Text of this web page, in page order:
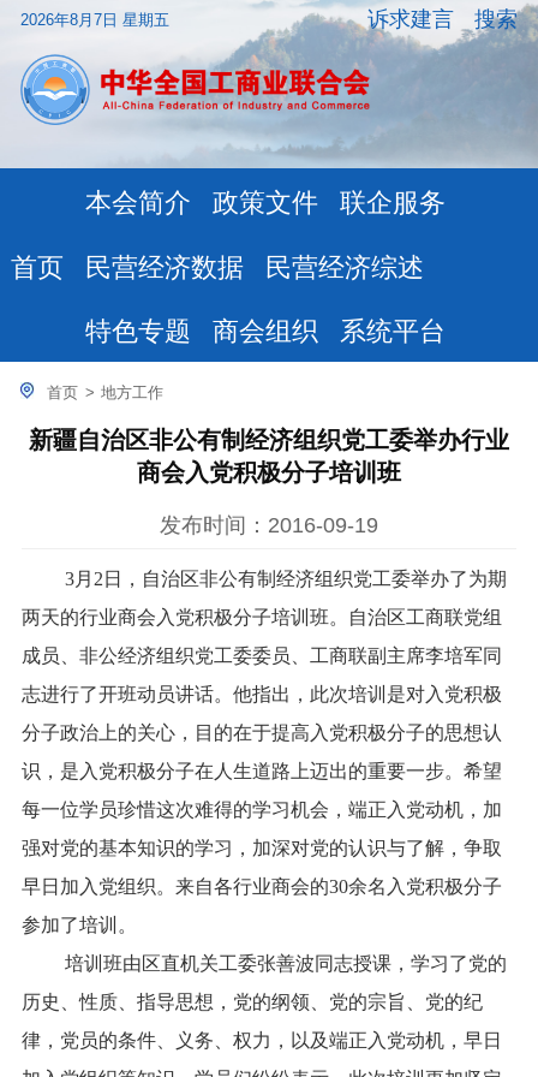
2026年8月7日 星期五 搜索
诉求建言
首页
本会简介 政策文件 联企服务
民营经济数据 民营经济综述
特色专题 商会组织 系统平台
首页 > 地方工作
新疆自治区非公有制经济组织党工委举办行业
商会入党积极分子培训班
发布时间：2016-09-19
3月2日，自治区非公有制经济组织党工委举办了为期
两天的行业商会入党积极分子培训班。自治区工商联党组
成员、非公经济组织党工委委员、工商联副主席李培军同
志进行了开班动员讲话。他指出，此次培训是对入党积极
分子政治上的关心，目的在于提高入党积极分子的思想认
识，是入党积极分子在人生道路上迈出的重要一步。希望
每一位学员珍惜这次难得的学习机会，端正入党动机，加
强对党的基本知识的学习，加深对党的认识与了解，争取
早日加入党组织。来自各行业商会的30余名入党积极分子
参加了培训。
培训班由区直机关工委张善波同志授课，学习了党的
历史、性质、指导思想，党的纲领、党的宗旨、党的纪
律，党员的条件、义务、权力，以及端正入党动机，早日